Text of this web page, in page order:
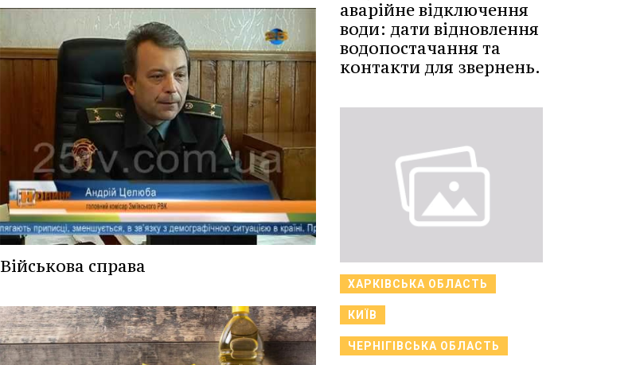
Військова справа
аварійне відключення
води: дати відновлення
водопостачання та
контакти для звернень.
ХАРКІВСЬКА ОБЛАСТЬ
КИЇВ
ЧЕРНІГІВСЬКА ОБЛАСТЬ